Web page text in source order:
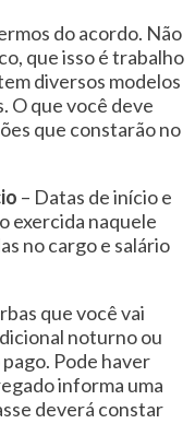
do acordo. Não
que isso é trabalho
diversos modelos
O que você deve
que constarão no
– Datas de início e
exercida naquele
no cargo e salário
que você vai
noturno ou
Pode haver
informa uma
deverá constar